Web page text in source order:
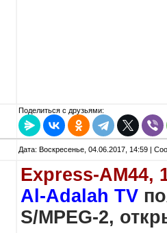
Поделиться с друзьями:
Дата: Воскресенье, 04.06.2017, 14:59 |
Express-AM44,
Al-Adalah TV
S/MPEG-2,